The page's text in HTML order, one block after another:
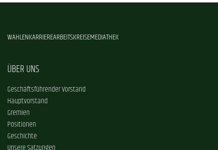
WAHLENKARRIEREARBEITSKREISEMEDIATHEK
ÜBER UNS
Geschäftsführender Vorstand
Hauptvorstand
Gremien
Positionen
Geschichte